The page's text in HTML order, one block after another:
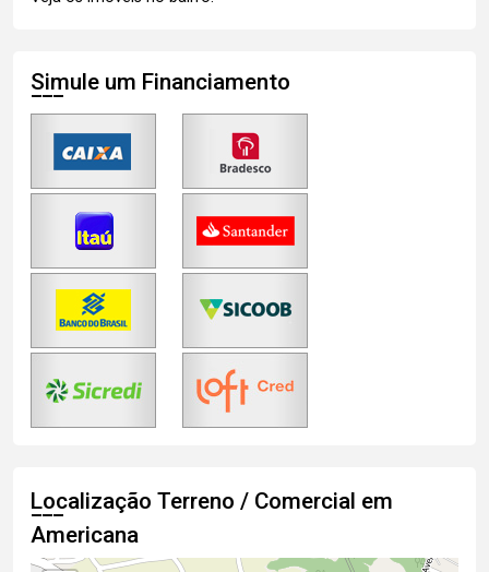
Simule um Financiamento
Localização Terreno / Comercial em
Americana